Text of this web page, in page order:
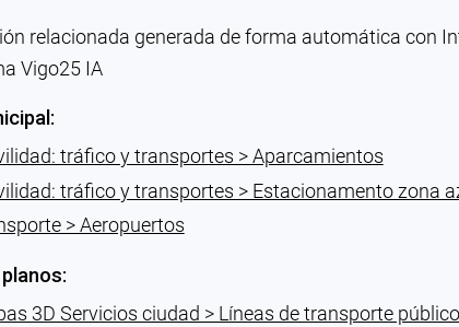
relacionada generada de forma automática con
Vigo25 IA
tráfico y transportes > Aparcamientos
tráfico y transportes > Estacionamento zona
> Aeropuertos
3D Servicios ciudad > Líneas de transporte público